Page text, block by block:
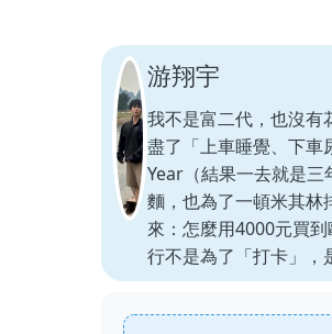
游翔宇
我不是富二代，也沒有
盡了「上車睡覺、下車
Year（結果一去就是
麵，也為了一頓米其林
來：怎麼用4000元買
行不是為了「打卡」，